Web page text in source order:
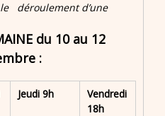
déroulement d’une
du 10 au 12
:
Jeudi 9h
Vendredi
18h